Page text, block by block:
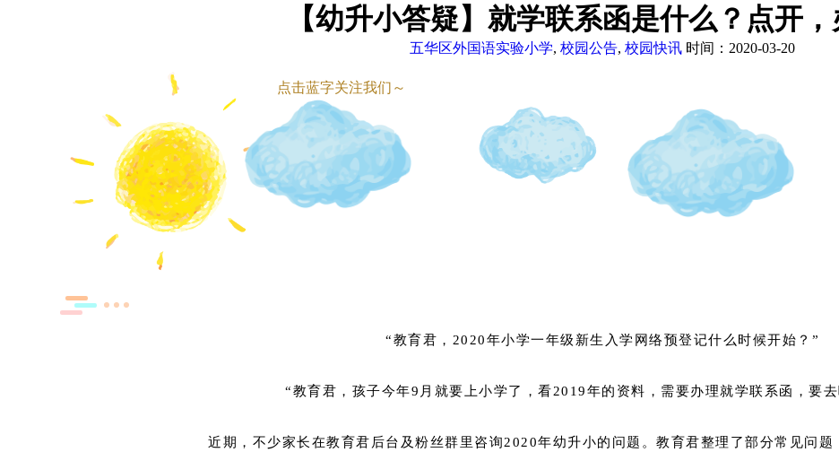
【幼升小答疑】就学联系函是什么？点开
五华区外国语实验小学, 校园公告, 校园快讯 时间：2020-03-20
点击蓝字关注我们～
“教育君，2020年小学一年级新生入学网络预登记什么时候开始？”
“教育君，孩子今年9月就要上小学了，看2019年的资料，需要办理就学联系函，要
近期，不少家长在教育君后台及粉丝群里咨询2020年幼升小的问题。教育君整理了部分常见问题